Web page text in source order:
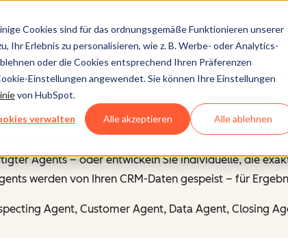
Cookies sind für das ordnungsgemäße Funktionieren unserer
Ihr Erlebnis zu personalisieren, wie z. B. Werbe- oder Analytics-
oder die Cookies entsprechend Ihren Präferenzen
Einstellungen angewendet. Sie können Ihre Einstellungen
von HubSpot.
verwalten Alle akzeptieren Alle ablehnen
kostenlose Demo
Agents über Ihre gesamte GTM-Strategie hinweg
Agents – oder entwickeln Sie individuelle, die
werden von Ihren CRM-Daten gespeist – für
Agent, Customer Agent, Data Agent, Closing